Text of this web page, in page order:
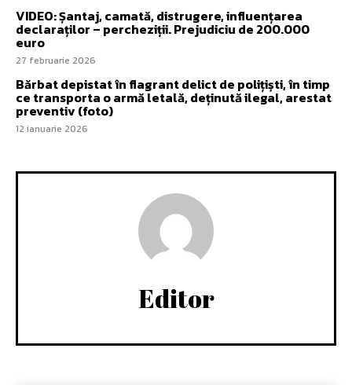
VIDEO: Șantaj, camată, distrugere, influențarea
declaraților – percheziții. Prejudiciu de 200.000
euro
27 februarie 2026
Bărbat depistat în flagrant delict de polițiști, în timp
ce transporta o armă letală, deținută ilegal, arestat
preventiv (foto)
12 ianuarie 2026
Editor